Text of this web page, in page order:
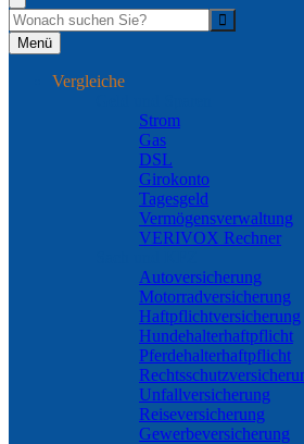
Menü
Vergleiche
Strom
Gas
DSL
Girokonto
Tagesgeld
Vermögensverwaltung
VERIVOX Rechner
Autoversicherung
Motorradversicherung
Haftpflichtversicherung
Hundehalterhaftpflicht
Pferdehalterhaftpflicht
Unfallversicherung
Reiseversicherung
Gewerbeversicherung